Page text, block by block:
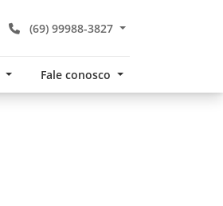
(69) 99988-3827
Fale conosco